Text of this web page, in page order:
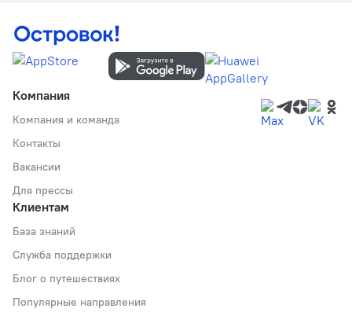
Компания
Компания и команда
Контакты
Вакансии
Для прессы
Клиентам
База знаний
Служба поддержки
Блог о путешествиях
Популярные направления